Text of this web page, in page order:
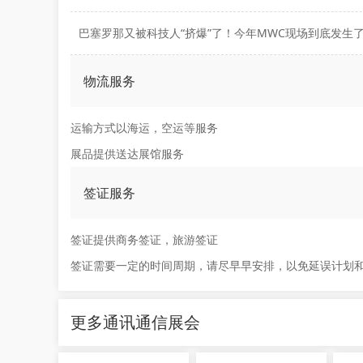
物流服务
运输方式以海运，空运等服务
展品提供送达展馆服务
签证服务
签证提供商务签证，旅游签证
签证需要一定的时间周期，请尽早早安排，以免延误计划
更多通讯通信展会